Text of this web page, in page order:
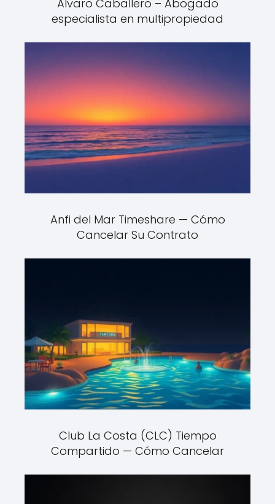
Álvaro Caballero – Abogado
especialista en multipropiedad
Anfi del Mar Timeshare — Cómo
Cancelar Su Contrato
Club La Costa (CLC) Tiempo
Compartido — Cómo Cancelar